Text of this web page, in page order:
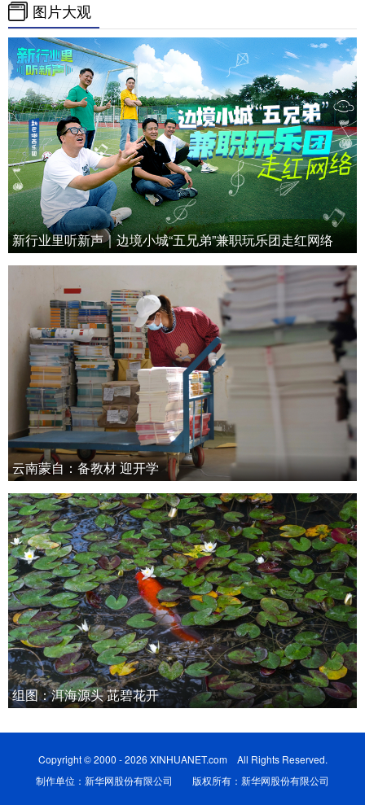
图片大观
新行业里听新声｜边境小城“五兄弟”兼职玩乐团走红网络
云南蒙自：备教材 迎开学
组图：洱海源头 茈碧花开
Copyright © 2000 - 2026 XINHUANET.com All Rights Reserved.
制作单位：新华网股份有限公司 版权所有：新华网股份有限公司